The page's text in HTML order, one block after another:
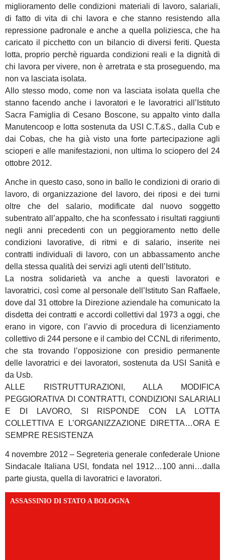
miglioramento delle condizioni materiali di lavoro, salariali,
di fatto di vita di chi lavora e che stanno resistendo alla
repressione padronale e anche a quella poliziesca, che ha
caricato il picchetto con un bilancio di diversi feriti. Questa
lotta, proprio perchè riguarda condizioni reali e la dignità di
chi lavora per vivere, non è arretrata e sta proseguendo, ma
non va lasciata isolata.
Allo stesso modo, come non va lasciata isolata quella che
stanno facendo anche i lavoratori e le lavoratrici all’Istituto
Sacra Famiglia di Cesano Boscone, su appalto vinto dalla
Manutencoop e lotta sostenuta da USI C.T.&S., dalla Cub e
dai Cobas, che ha già visto una forte partecipazione agli
scioperi e alle manifestazioni, non ultima lo sciopero del 24
ottobre 2012.
Anche in questo caso, sono in ballo le condizioni di orario di
lavoro, di organizzazione del lavoro, dei riposi e dei turni
oltre che del salario, modificate dal nuovo soggetto
subentrato all’appalto, che ha sconfessato i risultati raggiunti
negli anni precedenti con un peggioramento netto delle
condizioni lavorative, di ritmi e di salario, inserite nei
contratti individuali di lavoro, con un abbassamento anche
della stessa qualità dei servizi agli utenti dell’Istituto.
La nostra solidarietà va anche a questi lavoratori e
lavoratrici, così come al personale dell’Istituto San Raffaele,
dove dal 31 ottobre la Direzione aziendale ha comunicato la
disdetta dei contratti e accordi collettivi dal 1973 a oggi, che
erano in vigore, con l’avvio di procedura di licenziamento
collettivo di 244 persone e il cambio del CCNL di riferimento,
che sta trovando l’opposizione con presidio permanente
delle lavoratrici e dei lavoratori, sostenuta da USI Sanità e
da Usb.
ALLE RISTRUTTURAZIONI, ALLA MODIFICA
PEGGIORATIVA DI CONTRATTI, CONDIZIONI SALARIALI
E DI LAVORO, SI RISPONDE CON LA LOTTA
COLLETTIVA E L’ORGANIZZAZIONE DIRETTA…ORA E
SEMPRE RESISTENZA
4 novembre 2012 – Segreteria generale confederale Unione
Sindacale Italiana USI, fondata nel 1912…100 anni…dalla
parte giusta, quella di lavoratrici e lavoratori.
ASSASSINIO DI STATO A BOLOGNA